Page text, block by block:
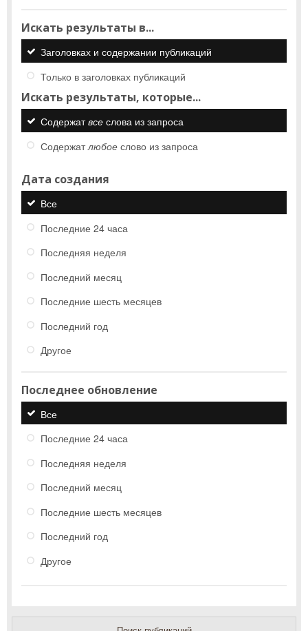
Искать результаты в...
Заголовках и содержании публикаций
Только в заголовках публикаций
Искать результаты, которые...
Содержатвсе слова из запроса
Содержатлюбое слово из запроса
Дата создания
Все
Последние 24 часа
Последняя неделя
Последний месяц
Последние шесть месяцев
Последний год
Другое
Последнее обновление
Все
Последние 24 часа
Последняя неделя
Последний месяц
Последние шесть месяцев
Последний год
Другое